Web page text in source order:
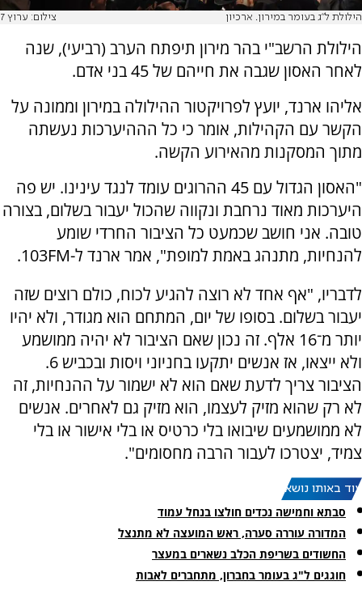
הילולת ל"ג בעומר במירון. ארכיון צילום: ערוץ 7
הילולת הרשב"י בהר מירון תיפתח הערב (רביעי), שנה
לאחר האסון שגבה את חייהם של 45 בני אדם.
אליהו ארנד, יועץ לפרויקטור ההילולה במירון וממונה על
הקשר עם הקהילות, אומר כי כל הההיערכות נעשתה
מתוך המסקנות מהאירוע הקשה.
"האסון הגדול עם 45 ההרוגים עומד לנגד עינינו. יש פה
היערכות מאוד נרחבת ונקווה שהכול יעבור בשלום, בצורה
טובה. אני חושב שכמעט כל הציבור החרדי שומע
להנחיות, מתנהג באמת למופת", אמר ארנד ל-103FM.
לדבריו, "אף אחד לא רוצה להגיע לכוח, כולם רוצים שזה
יעבור בשלום. בסופו של יום, המתחם הוא מגודר, ולא יהיו
יותר מ־16 אלף. זה נכון שאם הציבור לא יהיה ממושמע
ולא ייצאו, אז אנשים יתקעו בחניוני ויסות ובכביש 6.
הציבור צריך לדעת שאם הוא לא ישמור על ההנחיות, זה
לא רק שהוא מזיק לעצמו, הוא מזיק גם לאחרים. אנשים
לא ממושמעים שיבואו בלי כרטיס או בלי אישור או בלי
צמיד, יצטרכו לעבור הרבה מחסומים".
עוד באותו נושא:
סבתא וחמישה נכדים חולצו בנחל עמוד
המדורה עוררה סערה, ראש המועצה לא מתנצל
החשודים בשריפת הכלב נשארים במעצר
חוגגים ל"ג בעומר בחברון, מתחברים לאבות